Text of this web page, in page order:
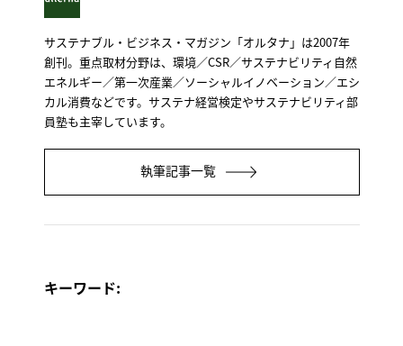
サステナブル・ビジネス・マガジン「オルタナ」は2007年
創刊。重点取材分野は、環境／CSR／サステナビリティ自然
エネルギー／第一次産業／ソーシャルイノベーション／エシ
カル消費などです。サステナ経営検定やサステナビリティ部
員塾も主宰しています。
執筆記事一覧
キーワード: